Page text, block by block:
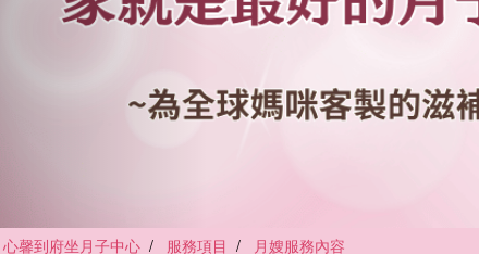
心馨到府坐月子中心 服務項目 月嫂服務內容